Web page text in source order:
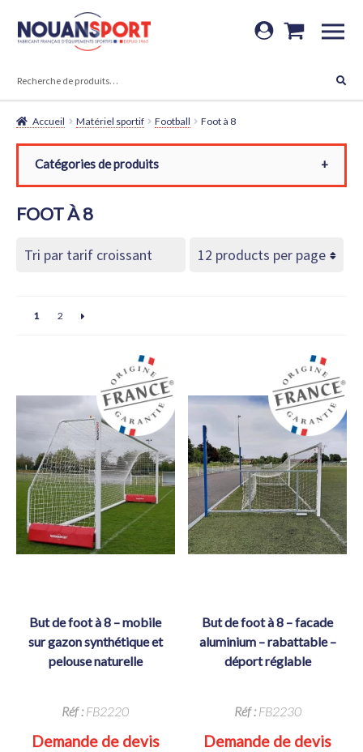
Aller
Aller
Accueil Matériel sportif Football Foot à 8
FOOT À 8
1 2
but de foot à 8 – mobile
sur gazon synthétique et
pelouse naturelle
Réf :FB2220
Demande de devis
but de foot à 8 – facade
aluminium – rabattable –
déport réglable
Réf :FB2230
Demande de devis
Catégories de produits
Matériel sportif
Football